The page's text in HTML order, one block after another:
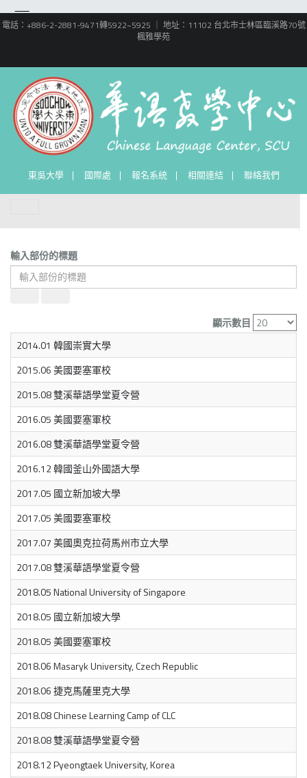
電話：+886-2-2881-9471轉5922~5925 ｜ 地址：11102 台北市士林區臨溪路70號
楓雅學苑
東吳大學 國際處 報名系統 相關連結 聯絡我們
輸入部份的標題
顯示數目
2014.01 韓國崇實大學
2015.06 美國要塞軍校
2015.08 雙溪華語學堂夏令營
2016.05 美國要塞軍校
2016.08 雙溪華語學堂夏令營
2016.12 韓國釜山外國語大學
2017.05 國立新加坡大學
2017.05 美國要塞軍校
2017.07 美國奧克拉荷馬州市立大學
2017.08 雙溪華語學堂夏令營
2018.05 National University of Singapore
2018.05 國立新加坡大學
2018.05 美國要塞軍校
2018.06 Masaryk University, Czech Republic
2018.06 捷克馬薩里克大學
2018.08 Chinese Learning Camp of CLC
2018.08 雙溪華語學堂夏令營
2018.12 Pyeongtaek University, Korea